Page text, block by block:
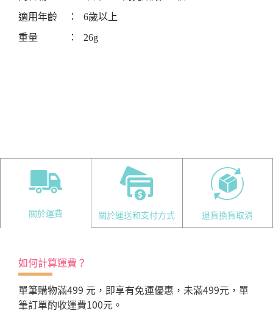
適用年齡
：
6歲以上
重量
： 26g
關於運費 關於運送和支付方式 退貨換貨取消
如何計算運費？
單筆購物滿499 元，即享有免運優惠，未滿499元，單
筆訂單酌收運費100元。